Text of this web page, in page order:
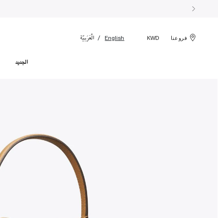
فروعنا KWD
English الْعَرَبيّة
الجديد